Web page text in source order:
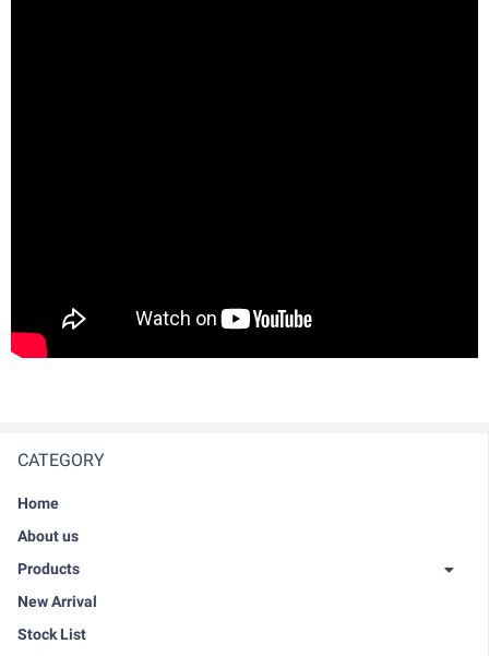
CATEGORY
Home
About us
Products
New Arrival
Stock List